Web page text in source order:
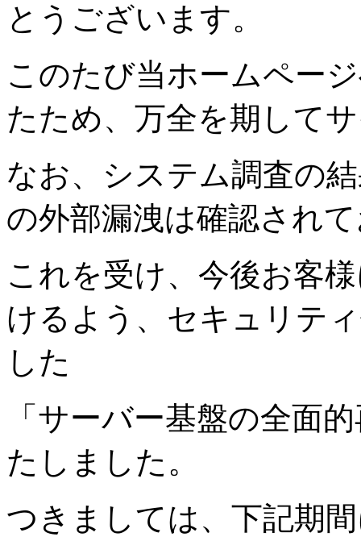
とうございます。
このたび当ホームペー
たため、万全を期して
なお、システム調査の
の外部漏洩は確認され
これを受け、今後お客
けるよう、セキュリテ
した
「サーバー基盤の全面
たしました。
つきましては、下記期